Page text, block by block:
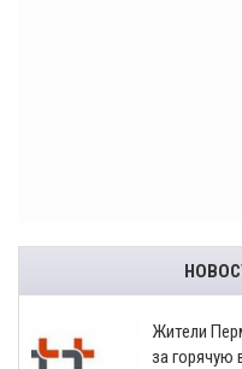
​Жители
за горячую